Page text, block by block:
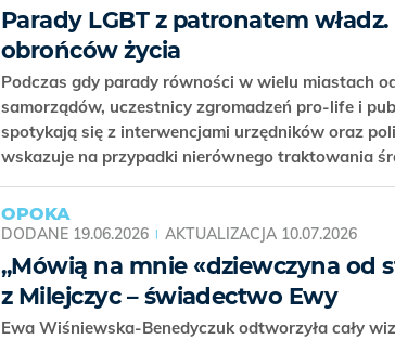
Parady LGBT z patronatem
obrońców życia
Podczas gdy parady równości w wielu miastach
samorządów, uczestnicy zgromadzeń pro-life i
spotykają się z interwencjami urzędników oraz
wskazuje na przypadki nierównego traktowania
OPOKA
DODANE 19.06.2026 AKTUALIZACJA 10.07.2026
„Mówią na mnie «dziewczyna od
z Milejczyc – świadectwo Ewy
Ewa Wiśniewska-Benedyczuk odtworzyła cały